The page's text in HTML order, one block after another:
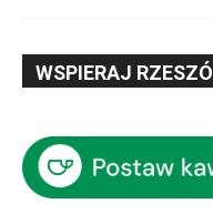
WSPIERAJ